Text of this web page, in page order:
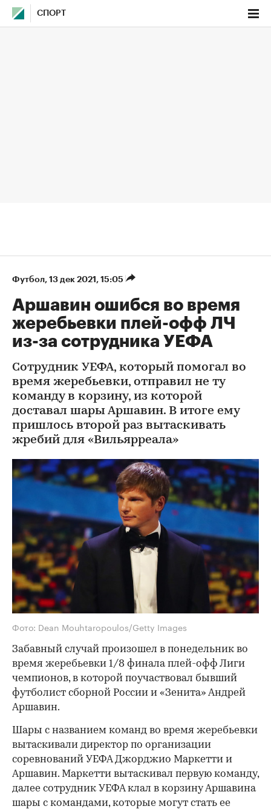
СПОРТ
Футбол⁠, 13 дек 2021, 15:05
Аршавин ошибся во время
жеребьевки плей-офф ЛЧ
из-за сотрудника УЕФА
Сотрудник УЕФА, который помогал во
время жеребьевки, отправил не ту
команду в корзину, из которой
доставал шары Аршавин. В итоге ему
пришлось второй раз вытаскивать
жребий для «Вильярреала»
Фото: Dean Mouhtaropoulos/Getty Images
Забавный случай произошел в понедельник во
время жеребьевки 1/8 финала плей-офф Лиги
чемпионов, в которой поучаствовал бывший
футболист сборной России и «Зенита» Андрей
Аршавин.
Шары с названием команд во время жеребьевки
вытаскивали директор по организации
соревнований УЕФА Джорджио Маркетти и
Аршавин. Маркетти вытаскивал первую команду,
далее сотрудник УЕФА клал в корзину Аршавина
шары с командами, которые могут стать ее